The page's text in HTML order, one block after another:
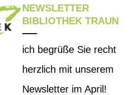
NEWSLETTER
BIBLIOTHEK TRAUN
ich begrüße Sie recht
herzlich mit unserem
Newsletter im April!